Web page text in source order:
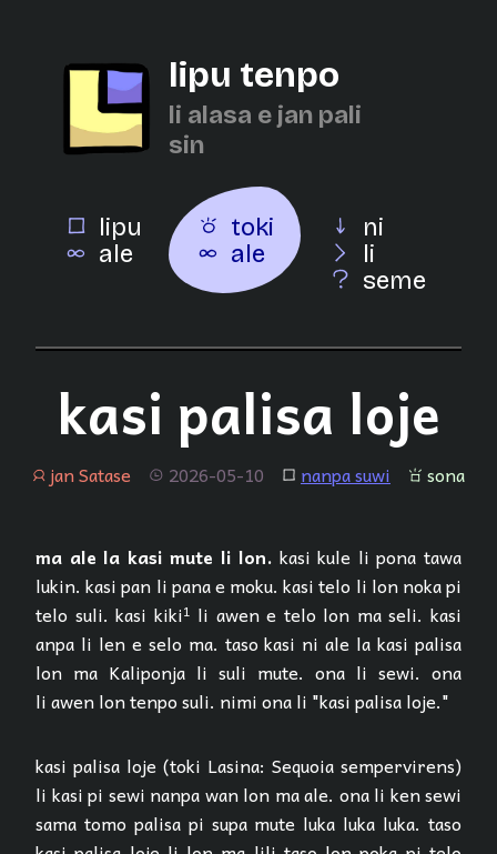
lipu tenpo
li alasa e jan pali
sin
lipu
ale
toki
ale
ni
li
seme
kasi palisa loje
jan jan Satase tenpo 2026-05-10 lipu nanpa suwi sona sona
ma ale la kasi mute li lon. kasi kule li pona tawa
lukin. kasi pan li pana e moku. kasi telo li lon noka pi
telo suli. kasi kiki¹ li awen e telo lon ma seli. kasi
anpa li len e selo ma. taso kasi ni ale la kasi palisa
lon ma Kaliponja li suli mute. ona li sewi. ona
li awen lon tenpo suli. nimi ona li "kasi palisa loje."
kasi palisa loje (toki Lasina: Sequoia sempervirens)
li kasi pi sewi nanpa wan lon ma ale. ona li ken sewi
sama tomo palisa pi supa mute luka luka luka. taso